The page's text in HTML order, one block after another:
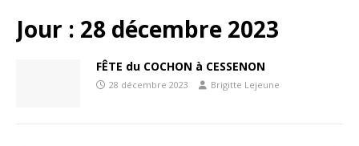
Jour : 28 décembre 2023
FÊTE du COCHON à CESSENON
28 décembre 2023 Brigitte Lejeune